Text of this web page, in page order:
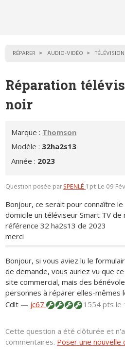
RÉPARER AUDIO-VIDÉO TÉLÉVISION
Réparation
noir
Marque : Thomson
Modèle : 32ha2s13
Année : 2023
Question posée parSPENLÉ1 pt Le 09
Bonjour, ce serait pour connaître
domicile un téléviseur Smart TV de
référence 32 ha2s13 de 2023
merci
Bonjour, si vous aviez lu le
de demande, vous auriez vu que
site commercial, mais des
personnes à réparer elles-mêmes
Cdlt — jc67 1554 ptsle
Cette question a été clôturée et
commentaires. Poser une nouvelle